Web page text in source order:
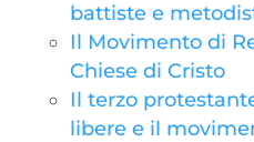
battiste e
Il Movimento di
Chiese di Cristo
Il terzo
libere e il